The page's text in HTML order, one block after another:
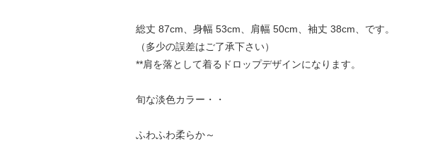
総丈 87cm、身幅 53cm、肩幅 50cm、袖丈 38cm、です。
（多少の誤差はご了承下さい）
**肩を落として着るドロップデザインになります。
旬な淡色カラー・・
ふわふわ柔らか～